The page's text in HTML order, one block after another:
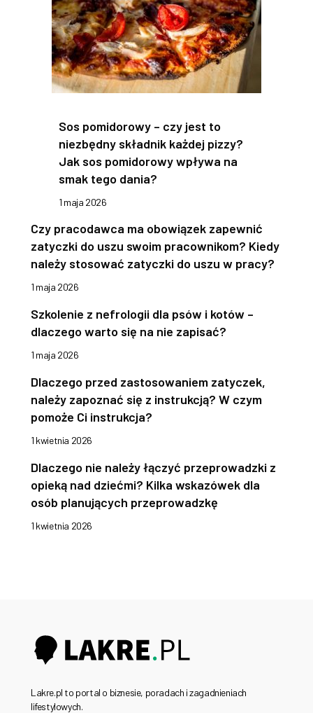
Sos pomidorowy – czy jest to
niezbędny składnik każdej pizzy?
Jak sos pomidorowy wpływa na
smak tego dania?
1 maja 2026
Czy pracodawca ma obowiązek zapewnić
zatyczki do uszu swoim pracownikom? Kiedy
należy stosować zatyczki do uszu w pracy?
1 maja 2026
Szkolenie z nefrologii dla psów i kotów –
dlaczego warto się na nie zapisać?
1 maja 2026
Dlaczego przed zastosowaniem zatyczek,
należy zapoznać się z instrukcją? W czym
pomoże Ci instrukcja?
1 kwietnia 2026
Dlaczego nie należy łączyć przeprowadzki z
opieką nad dziećmi? Kilka wskazówek dla
osób planujących przeprowadzkę
1 kwietnia 2026
Lakre.pl to portal o biznesie, poradach i zagadnieniach
lifestylowych.